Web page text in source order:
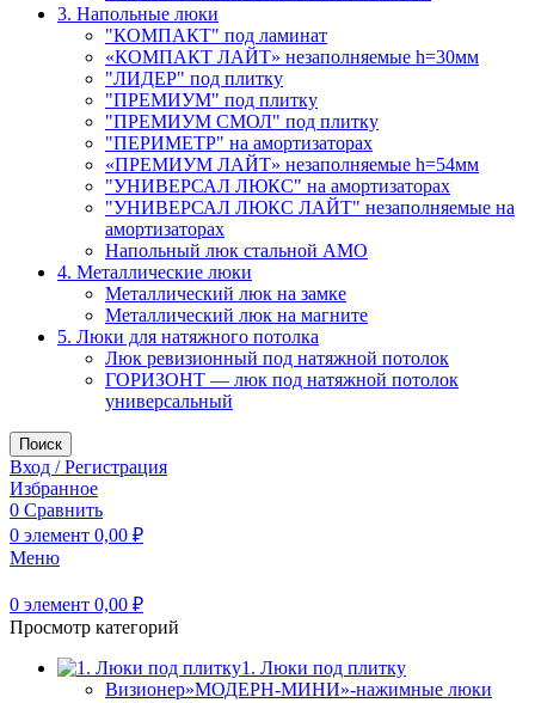
3. Напольные люки
"КОМПАКТ" под ламинат
«КОМПАКТ ЛАЙТ» незаполняемые h=30мм
"ЛИДЕР" под плитку
"ПРЕМИУМ" под плитку
"ПРЕМИУМ СМОЛ" под плитку
"ПЕРИМЕТР" на амортизаторах
«ПРЕМИУМ ЛАЙТ» незаполняемые h=54мм
"УНИВЕРСАЛ ЛЮКС" на амортизаторах
"УНИВЕРСАЛ ЛЮКС ЛАЙТ" незаполняемые на
амортизаторах
Напольный люк стальной АМО
4. Металлические люки
Металлический люк на замке
Металлический люк на магните
5. Люки для натяжного потолка
Люк ревизионный под натяжной потолок
ГОРИЗОНТ — люк под натяжной потолок
универсальный
Поиск
Вход / Регистрация
Избранное
0 Сравнить
0 элемент 0,00 ₽
Меню
0 элемент 0,00 ₽
Просмотр категорий
1. Люки под плитку
Визионер»МОДЕРН-МИНИ»-нажимные люки